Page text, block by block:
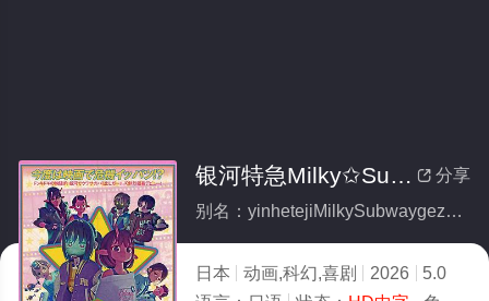
 分享
银河特急Milky✩Subway各站停车前往剧场
别名：yinhetejiMilkySubwaygezhantingcheqianwangjuchang
日本 动画,科幻,喜剧 2026
5.0